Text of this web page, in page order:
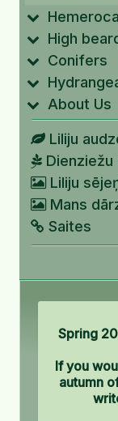
High
Conifers
About Us
Liliju
Dienziežu
Liliju
Mans
Saites
Spring
If you
autumn